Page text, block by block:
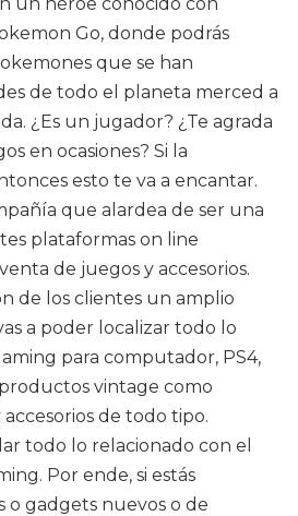
Go, donde podrás
que se han
de todo el planeta merced a
¿Es un jugador? ¿Te agrada
en ocasiones? Si la
esto te va a encantar.
que alardea de ser una
plataformas on line
de juegos y accesorios.
de los clientes un amplio
a poder localizar todo lo
para computador, PS4,
vintage como
de todo tipo.
todo lo relacionado con el
Por ende, si estás
o gadgets nuevos o de